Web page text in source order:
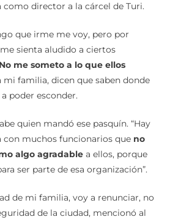
como director a la cárcel de Turi.
que irme me voy, pero por
sienta aludido a ciertos
No me someto a lo que ellos
mi familia, dicen que saben donde
poder esconder.
quien mandó ese pasquín. “Hay
con muchos funcionarios que no
algo agradable a ellos, porque
ser parte de esa organización”.
de mi familia, voy a renunciar, no
de la ciudad, mencionó al